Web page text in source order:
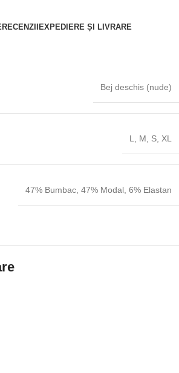
RECENZII EXPEDIERE ȘI LIVRARE
Bej deschis (nude)
L M S XL
47% Bumbac 47% Modal 6% Elastan